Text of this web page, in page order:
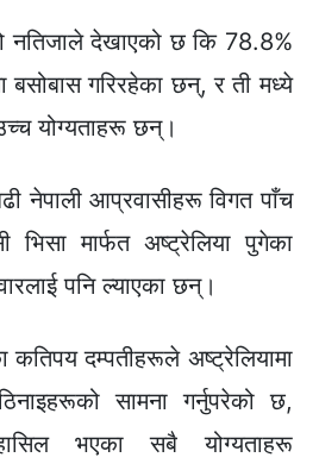
नतिजाले देखाएको छ कि 78.8%
बसोबास गरिरहेका छन्, र ती मध्ये
योग्यताहरू छन्।
नेपाली आप्रवासीहरू विगत पाँच
भिसा मार्फत अष्ट्रेलिया पुगेका
पनि ल्याएका छन्।
कतिपय दम्पतीहरूले अष्ट्रेलियामा
सामना गर्नुपरेको छ,
भएका सबै योग्यताहरू